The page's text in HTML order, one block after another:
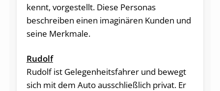
kennt, vorgestellt. Diese Personas
beschreiben einen imaginären Kunden und
seine Merkmale.
Rudolf
Rudolf ist Gelegenheitsfahrer und bewegt
sich mit dem Auto ausschließlich privat. Er